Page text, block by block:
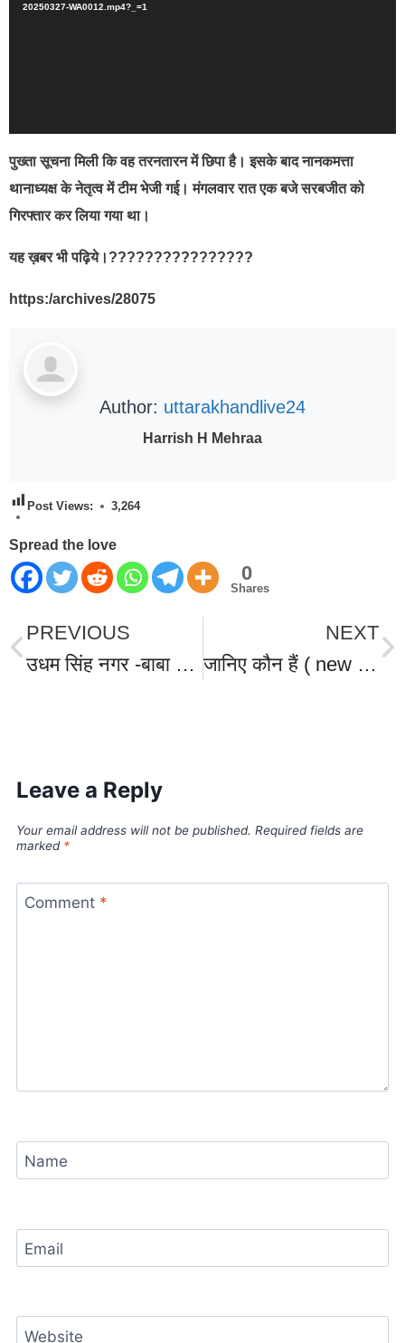
20250327-WA0012.mp4?_=1
पुख्ता सूचना मिली कि वह तरनतारन में छिपा है। इसके बाद नानकमत्ता
थानाध्यक्ष के नेतृत्व में टीम भेजी गई। मंगलवार रात एक बजे सरबजीत को
गिरफ्तार कर लिया गया था।
यह ख़बर भी पढ़िये।????????????????
https:/archives/28075
Author: uttarakhandlive24
Harrish H Mehraa
Post Views: 3,264
Spread the love
0
Shares
PREVIOUS
उधम सिंह नगर -बाबा तरसेम की हत्याकांड का मुख्य आरोपी सरबजीत सिंह पुलिस को चकमा देकर कस्टडी से हुआ फरार, बॉर्डर में हाई अलर्ट जारी,
NEXT
जानिए कौन हैं ( new Chief Secretary of uttarakhand ) उत्तराखंड के नए मुख्य सचिव आई ए एस आनंद बर्द्धन? लंबा प्रशासनिक अनुभव, कई जिलों के रहे डीएम।
Leave a Reply
Your email address will not be published. Required fields are
marked *
Comment *
Name
Email
Website